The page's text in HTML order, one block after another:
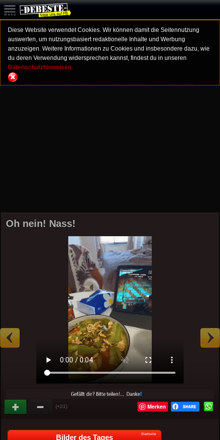
Diese Website verwendet Cookies. Wir können damit die Seitennutzung
auswerten, um nutzungsbasiert redaktionelle Inhalte und Werbung
anzuzeigen. Weitere Informationen zu Cookies und insbesondere dazu, wie
du deren Verwendung widersprechen kannst, findest du in unseren
Datenschutzhinweisen.
Oh nein! Nass!
(+21) Merken
Bilder des Tages Startseite